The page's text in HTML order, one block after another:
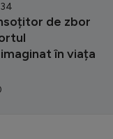
de zbor
în viața